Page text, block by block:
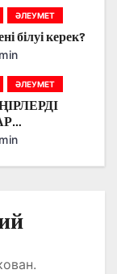
БОЛАШАҚ
ӘЛЕУМЕТ
білуі керек?
ӘЛЕУМЕТ
ЖӘНЕ